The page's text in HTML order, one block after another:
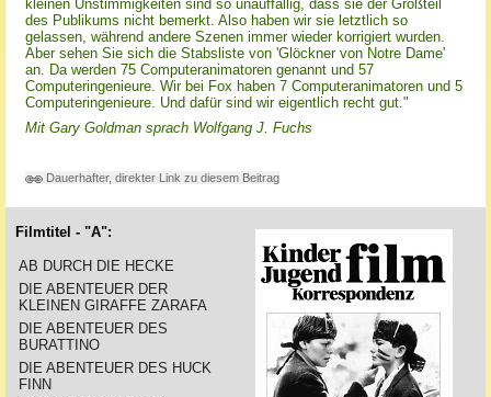
kleinen Unstimmigkeiten sind so unauffällig, dass sie der Großteil
des Publikums nicht bemerkt. Also haben wir sie letztlich so
gelassen, während andere Szenen immer wieder korrigiert wurden.
Aber sehen Sie sich die Stabsliste von 'Glöckner von Notre Dame'
an. Da werden 75 Computeranimatoren genannt und 57
Computeringenieure. Wir bei Fox haben 7 Computeranimatoren und 5
Computeringenieure. Und dafür sind wir eigentlich recht gut."
Mit Gary Goldman sprach Wolfgang J. Fuchs
Dauerhafter, direkter Link zu diesem Beitrag
Filmtitel - "A":
AB DURCH DIE HECKE
DIE ABENTEUER DER
KLEINEN GIRAFFE ZARAFA
DIE ABENTEUER DES
BURATTINO
DIE ABENTEUER DES HUCK
FINN